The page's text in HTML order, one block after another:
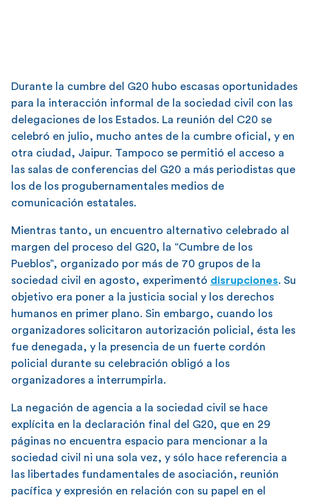
Durante la cumbre del G20 hubo escasas oportunidades
para la interacción informal de la sociedad civil con las
delegaciones de los Estados. La reunión del C20 se
celebró en julio, mucho antes de la cumbre oficial, y en
otra ciudad, Jaipur. Tampoco se permitió el acceso a
las salas de conferencias del G20 a más periodistas que
los de los progubernamentales medios de
comunicación estatales.
Mientras tanto, un encuentro alternativo celebrado al
margen del proceso del G20, la “Cumbre de los
Pueblos”, organizado por más de 70 grupos de la
sociedad civil en agosto, experimentó disrupciones. Su
objetivo era poner a la justicia social y los derechos
humanos en primer plano. Sin embargo, cuando los
organizadores solicitaron autorización policial, ésta les
fue denegada, y la presencia de un fuerte cordón
policial durante su celebración obligó a los
organizadores a interrumpirla.
La negación de agencia a la sociedad civil se hace
explícita en la declaración final del G20, que en 29
páginas no encuentra espacio para mencionar a la
sociedad civil ni una sola vez, y sólo hace referencia a
las libertades fundamentales de asociación, reunión
pacífica y expresión en relación con su papel en el